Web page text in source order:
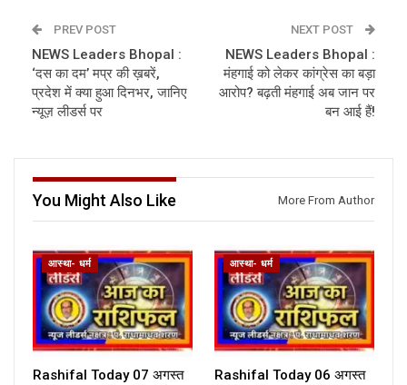
PREV POST
NEWS Leaders Bhopal :
‘दस का दम’ मप्र की ख़बरें,
प्रदेश में क्या हुआ दिनभर, जानिए
न्यूज़ लीडर्स पर
NEXT POST
NEWS Leaders Bhopal :
मंहगाई को लेकर कांग्रेस का बड़ा
आरोप? बढ़ती मंहगाई अब जान पर
बन आई हैं!
You Might Also Like More From Author
आस्था- धर्म
Rashifal Today 07 अगस्त
आस्था- धर्म
Rashifal Today 06 अगस्त